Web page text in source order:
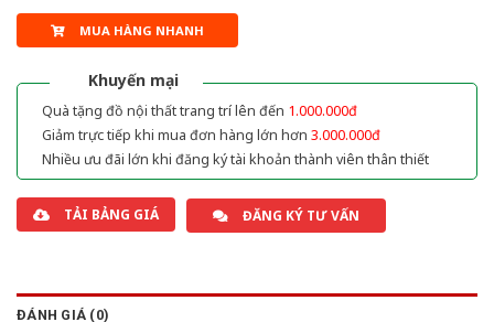
MUA HÀNG NHANH
Khuyến mại
Quà tặng đồ nội thất trang trí lên đến 1.000.000đ
Giảm trực tiếp khi mua đơn hàng lớn hơn 3.000.000đ
Nhiều ưu đãi lớn khi đăng ký tài khoản thành viên thân thiết
TẢI BẢNG GIÁ ĐĂNG KÝ TƯ VẤN
ĐÁNH GIÁ (0)